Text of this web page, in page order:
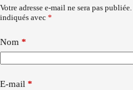
Votre adresse e-mail ne sera pas publiée.
indiqués avec *
Nom *
E-mail *